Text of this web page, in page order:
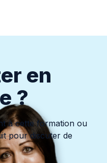
en
?
à cette formation ou
pour discuter de